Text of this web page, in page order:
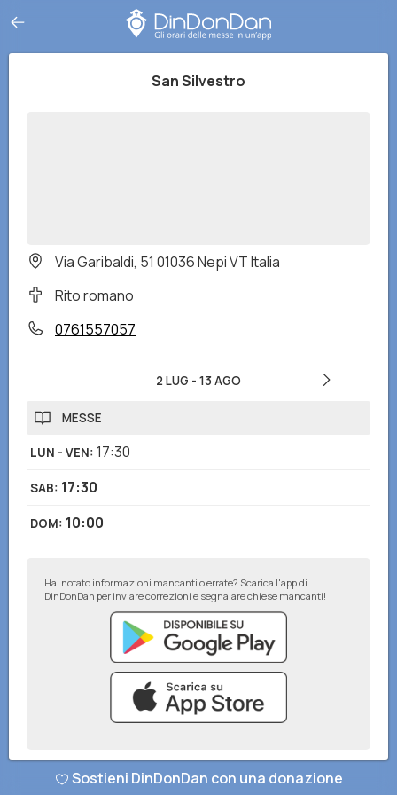
San Silvestro
Via Garibaldi, 51 01036 Nepi VT Italia
Rito romano
0761557057
2 LUG - 13 AGO
MESSE
LUN - VEN: 17:30
SAB: 17:30
DOM: 10:00
Hai notato informazioni mancanti o errate? Scarica l'app di
DinDonDan per inviare correzioni e segnalare chiese mancanti!
© DinDonDan App 2026–Privacy Policy–Inserisci sul tuo sito web
Sostieni DinDonDan con una donazione